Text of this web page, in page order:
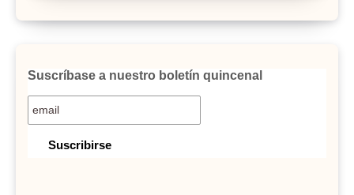
Suscríbase a nuestro boletín quincenal